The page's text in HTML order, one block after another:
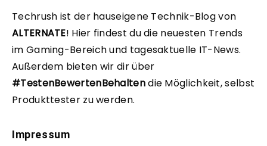
Techrush ist der hauseigene Technik-Blog von
ALTERNATE! Hier findest du die neuesten Trends
im Gaming-Bereich und tagesaktuelle IT-News.
Außerdem bieten wir dir über
#TestenBewertenBehaltendie Möglichkeit, selbst
Produkttester zu werden.
Impressum